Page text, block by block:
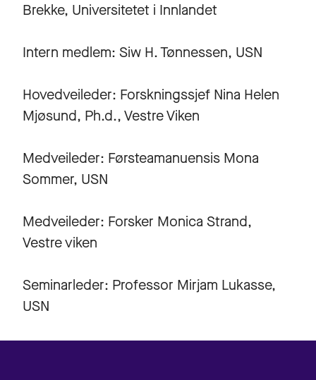
Brekke, Universitetet i Innlandet
Intern medlem: Siw H. Tønnessen, USN
Hovedveileder: Forskningssjef Nina Helen
Mjøsund, Ph.d., Vestre Viken
Medveileder: Førsteamanuensis Mona
Sommer, USN
Medveileder: Forsker Monica Strand,
Vestre viken
Seminarleder: Professor Mirjam Lukasse,
USN